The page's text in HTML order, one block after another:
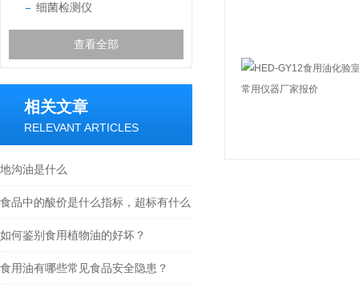
细菌检测仪
查看全部
相关文章
RELEVANT ARTICLES
地沟油是什么
食品中的酸价是什么指标，超标有什么
危害
如何鉴别食用植物油的好坏？
食用油有哪些常见食品安全隐患？